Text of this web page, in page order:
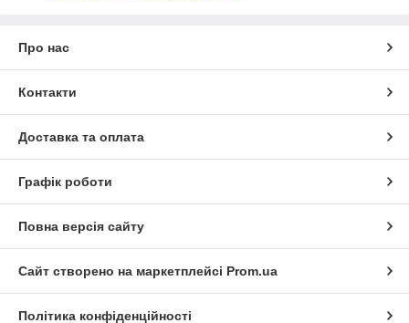
Про нас
Контакти
Доставка та оплата
Графік роботи
Повна версія сайту
Сайт створено на маркетплейсі Prom.ua
Політика конфіденційності